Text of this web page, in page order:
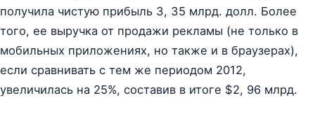
получила чистую прибыль 3, 35 млрд. долл. Более
того, ее выручка от продажи рекламы (не только в
мобильных приложениях, но также и в браузерах),
если сравнивать с тем же периодом 2012,
увеличилась на 25%, составив в итоге $2, 96 млрд.